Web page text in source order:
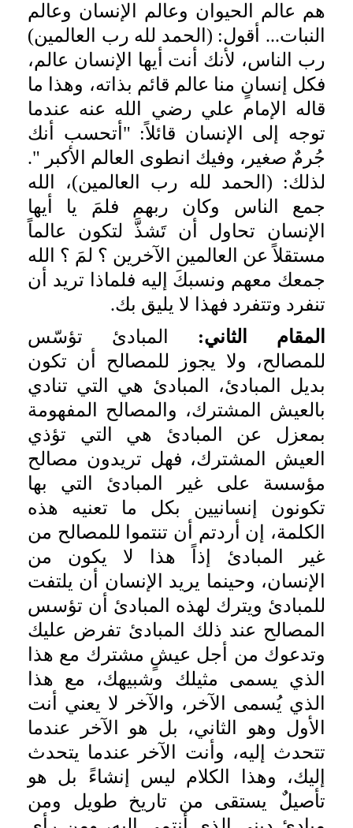
هم عالم الحيوان وعالم الإنسان وعالم
النبات... أقول: (الحمد لله رب العالمين)
رب الناس، لأنك أنت أيها الإنسان عالم،
فكل إنسانٍ منا عالم قائم بذاته، وهذا ما
قاله الإمام علي رضي الله عنه عندما
توجه إلى الإنسان قائلاً: "أتحسب أنك
جُرمٌ صغير، وفيك انطوى العالم الأكبر ".
لذلك: (الحمد لله رب العالمين)، الله
جمع الناس وكان ربهم فلمَ يا أيها
الإنسان تحاول أن تَشذَّ لتكون عالماً
مستقلاً عن العالمين الآخرين ؟ لمَ ؟ الله
جمعك معهم ونسبكَ إليه فلماذا تريد أن
تنفرد وتتفرد فهذا لا يليق بك.
المقام الثاني: المبادئ تؤسّس
للمصالح، ولا يجوز للمصالح أن تكون
بديل المبادئ، المبادئ هي التي تنادي
بالعيش المشترك، والمصالح المفهومة
بمعزل عن المبادئ هي التي تؤذي
العيش المشترك، فهل تريدون مصالح
مؤسسة على غير المبادئ التي بها
تكونون إنسانيين بكل ما تعنيه هذه
الكلمة، إن أردتم أن تنتموا للمصالح من
غير المبادئ إذاً هذا لا يكون من
الإنسان، وحينما يريد الإنسان أن يلتفت
للمبادئ ويترك لهذه المبادئ أن تؤسس
المصالح عند ذلك المبادئ تفرض عليك
وتدعوك من أجل عيشٍ مشترك مع هذا
الذي يسمى مثيلك وشبيهك، مع هذا
الذي يُسمى الآخر، والآخر لا يعني أنت
الأول وهو الثاني، بل هو الآخر عندما
تتحدث إليه، وأنت الآخر عندما يتحدث
إليك، وهذا الكلام ليس إنشاءً بل هو
تأصيلٌ يستقى من تاريخ طويل ومن